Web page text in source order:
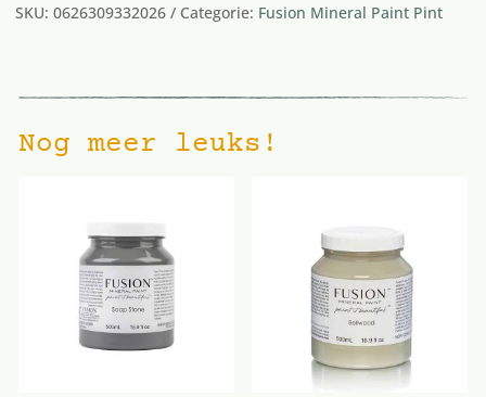
SKU: 0626309332026 Categorie: Fusion Mineral Paint Pint
Nog meer leuks!